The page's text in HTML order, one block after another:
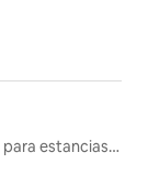
Alojamientos para estancias largas